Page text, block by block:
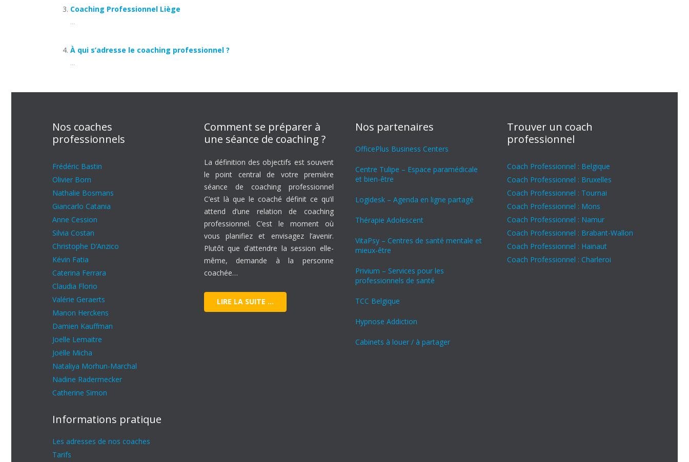
Coaching Professionnel Liège
...
À qui s’adresse le coaching professionnel ?
...
Nos coaches
professionnels
Frédéric Bastin
Olivier Born
Nathalie Bosmans
Giancarlo Catania
Anne Cession
Silvia Costan
Christophe D’Anzico
Kévin Fatia
Caterina Ferrara
Claudia Florio
Valérie Geraerts
Manon Herckens
Damien Kauffman
Joelle Lemaitre
Joëlle Micha
Nataliya Morhun-Marchal
Nadine Radermecker
Catherine Simon
Informations pratique
Les adresses de nos coaches
Tarifs
Comment se préparer à
une séance de coaching ?
La définition des objectifs est souvent
le point central de votre première
séance de coaching professionnel
C’est là que le coaché définit ce qu’il
attend d’une relation de coaching
professionnel. C’est le moment où
vous planifiez et envisagez l’avenir.
Plutôt que d’attendre la session elle-
même, demande à la personne
coachée…
LIRE LA SUITE …
Nos partenaires
OfficePlus Business Centers
Centre Tulipe – Espace paramédicale
et bien-être
Logidesk – Agenda en ligne partagé
Thérapie Adolescent
VitaPsy – Centres de santé mentale et
mieux-être
Privium – Services pour les
professionnels de santé
TCC Belgique
Hypnose Addiction
Cabinets à louer / à partager
Trouver un coach
professionnel
Coach Professionnel : Belgique
Coach Professionnel : Bruxelles
Coach Professionnel : Tournai
Coach Professionnel : Mons
Coach Professionnel : Namur
Coach Professionnel : Brabant-Wallon
Coach Professionnel : Hainaut
Coach Professionnel : Charleroi